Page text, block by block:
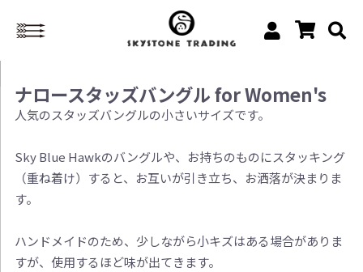
ナロースタッズバングル for Women's
人気のスタッズバングルの小さいサイズです。
Sky Blue Hawkのバングルや、お持ちのものにスタッキング
（重ね着け）すると、お互いが引き立ち、お洒落が決まりま
す。
ハンドメイドのため、少しながら小キズはある場合がありま
すが、使用するほど味が出てきます。